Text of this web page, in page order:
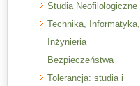
Studia Neofilologiczne
Technika, Informatyka,
Inżynieria
Bezpieczeństwa
Tolerancja: studia i